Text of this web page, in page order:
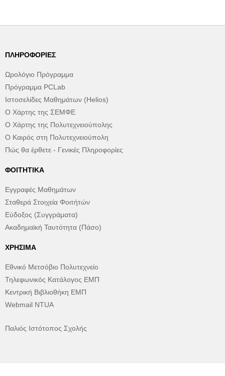
ΠΛΗΡΟΦΟΡΊΕΣ
Ωρολόγιο Πρόγραμμα
Πρόγραμμα PCLab
Ιστοσελίδες Μαθημάτων (Helios)
Ο Χάρτης της ΣΕΜΦΕ
Ο Χάρτης της Πολυτεχνειούπολης
Ο Καιρός στη Πολυτεχνειούπολη
Πώς θα έρθετε - Γενικές Πληροφορίες
ΦΟΙΤΗΤΙΚΆ
Εγγραφές Μαθημάτων
Σταθερά Στοιχεία Φοιτήτών
Εύδοξος (Συγγράματα)
Ακαδημαϊκή Ταυτότητα (Πάσο)
ΧΡΉΣΙΜΑ
Εθνικό Μετσόβιο Πολυτεχνείο
Τηλεφωνικός Κατάλογος ΕΜΠ
Κεντρική Βιβλιοθήκη ΕΜΠ
Webmail NTUA
Παλιός Ιστότοπος Σχολής